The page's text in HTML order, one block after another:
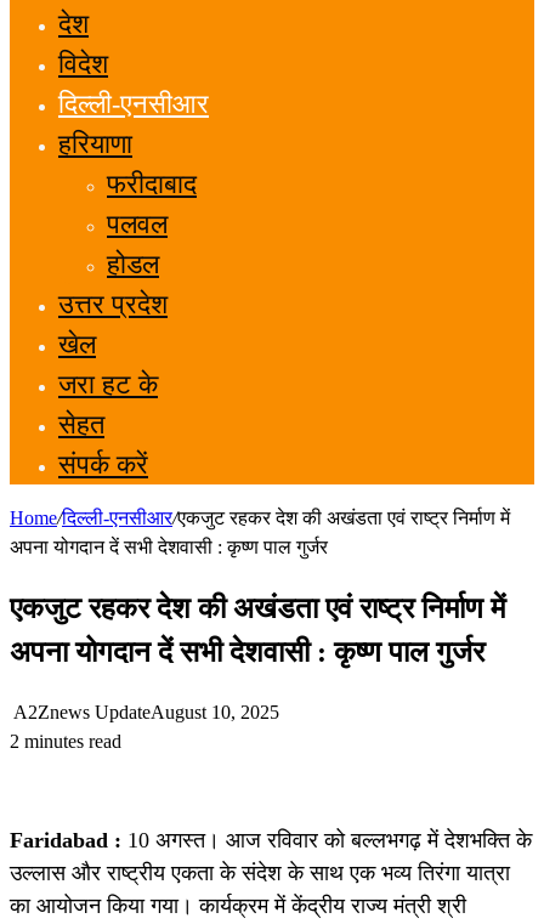
देश
विदेश
दिल्ली-एनसीआर
हरियाणा
फरीदाबाद
पलवल
होडल
उत्तर प्रदेश
खेल
जरा हट के
सेहत
संपर्क करें
Home/दिल्ली-एनसीआर/एकजुट रहकर देश की अखंडता एवं राष्ट्र निर्माण में
अपना योगदान दें सभी देशवासी : कृष्ण पाल गुर्जर
एकजुट रहकर देश की अखंडता एवं राष्ट्र निर्माण में
अपना योगदान दें सभी देशवासी : कृष्ण पाल गुर्जर
A2Znews UpdateAugust 10, 2025
2 minutes read
Faridabad : 10 अगस्त। आज रविवार को बल्लभगढ़ में देशभक्ति के
उल्लास और राष्ट्रीय एकता के संदेश के साथ एक भव्य तिरंगा यात्रा
का आयोजन किया गया। कार्यक्रम में केंद्रीय राज्य मंत्री श्री